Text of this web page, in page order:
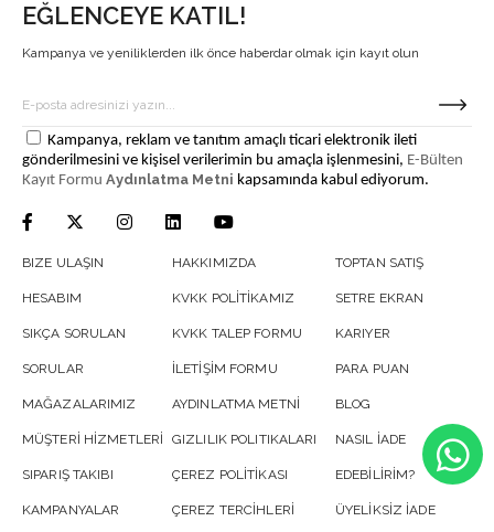
EĞLENCEYE KATIL!
Kampanya ve yeniliklerden ilk önce haberdar olmak için kayıt olun
Kampanya, reklam ve tanıtım amaçlı ticari elektronik ileti
gönderilmesini ve kişisel verilerimin bu amaçla işlenmesini, E-Bülten
Kayıt Formu Aydınlatma Metni kapsamında kabul ediyorum.
BIZE ULAŞIN
HESABIM
SIKÇA SORULAN
SORULAR
MAĞAZALARIMIZ
MÜŞTERİ HİZMETLERİ
SIPARIŞ TAKIBI
KAMPANYALAR
HAKKIMIZDA
KVKK POLİTİKAMIZ
KVKK TALEP FORMU
İLETİŞİM FORMU
AYDINLATMA METNİ
GIZLILIK POLITIKALARI
ÇEREZ POLİTİKASI
ÇEREZ TERCİHLERİ
TOPTAN SATIŞ
SETRE EKRAN
KARIYER
PARA PUAN
BLOG
NASIL İADE
EDEBİLİRİM?
ÜYELİKSİZ İADE